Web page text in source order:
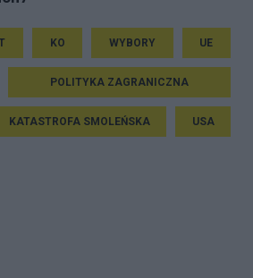
KO WYBORY UE
POLITYKA ZAGRANICZNA
KATASTROFA SMOLEŃSKA USA